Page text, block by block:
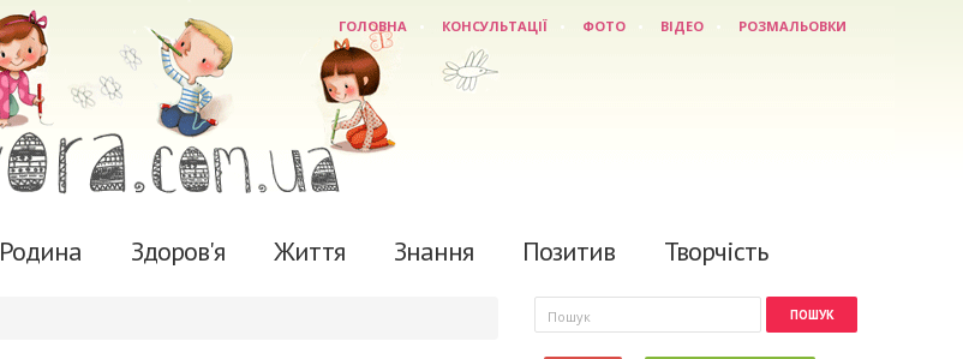
ГОЛОВНА КОНСУЛЬТАЦІЇ ФОТО ВІДЕО РОЗМАЛЬОВКИ
Родина Здоров'я Життя Знання Позитив Творчість
Пошукова форма
Пошук